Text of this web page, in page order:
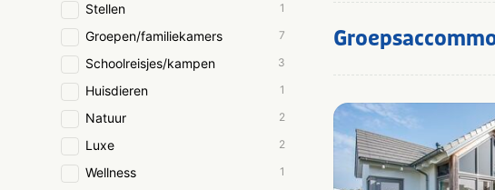
Stellen 1
Groepen/familiekamers 7
Schoolreisjes/kampen 3
Huisdieren 1
Natuur 2
Luxe 2
Wellness 1